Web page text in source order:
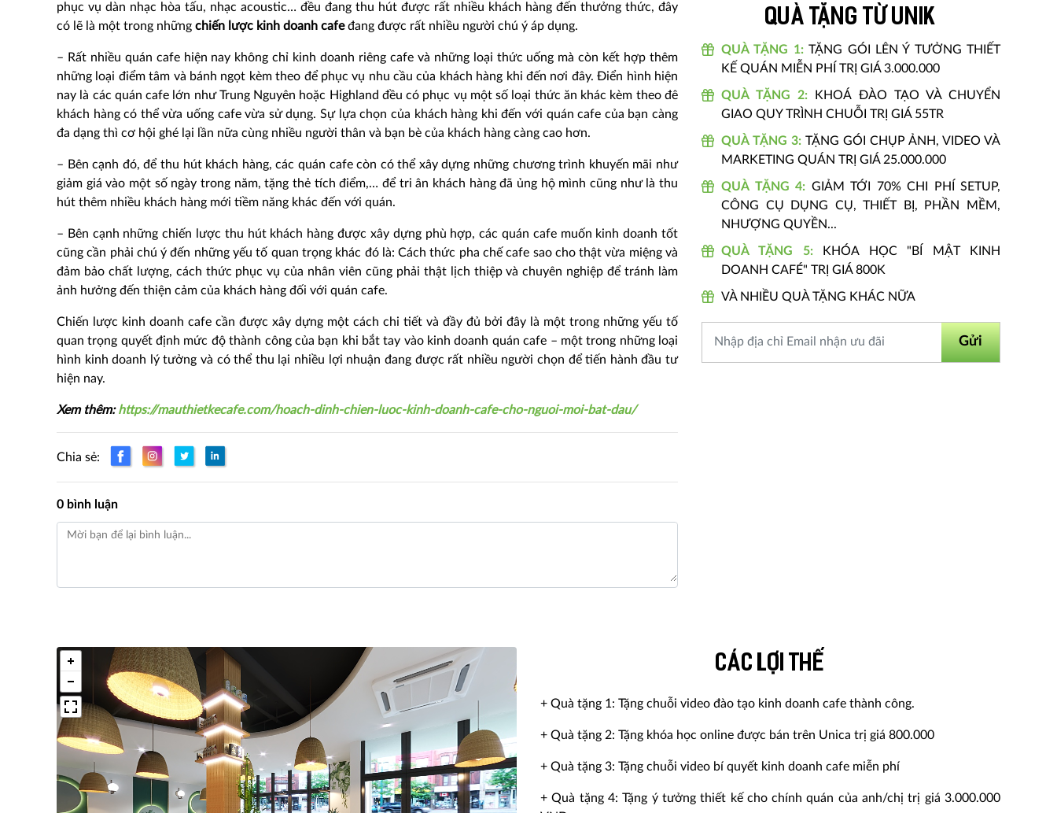
phục vụ dàn nhạc hòa tấu, nhạc acoustic… đều đang thu hút được rất nhiều khách hàng đến thưởng thức, đây
có lẽ là một trong những chiến lược kinh doanh cafeđang được rất nhiều người chú ý áp dụng.
– Rất nhiều quán cafe hiện nay không chỉ kinh doanh riêng cafe và những loại thức uống mà còn kết hợp thêm
những loại điểm tâm và bánh ngọt kèm theo để phục vụ nhu cầu của khách hàng khi đến nơi đây. Điển hình hiện
nay là các quán cafe lớn như Trung Nguyên hoặc Highland đều có phục vụ một số loại thức ăn khác kèm theo đê
khách hàng có thể vừa uống cafe vừa sử dụng. Sự lựa chọn của khách hàng khi đến với quán cafe của bạn càng
đa dạng thì cơ hội ghé lại lần nữa cùng nhiều người thân và bạn bè của khách hàng càng cao hơn.
– Bên cạnh đó, để thu hút khách hàng, các quán cafe còn có thể xây dựng những chương trình khuyến mãi như
giảm giá vào một số ngày trong năm, tặng thẻ tích điểm,… để tri ân khách hàng đã ủng hộ mình cũng như là thu
hút thêm nhiều khách hàng mới tiềm năng khác đến với quán.
– Bên cạnh những chiến lược thu hút khách hàng được xây dựng phù hợp, các quán cafe muốn kinh doanh tốt
cũng cần phải chú ý đến những yếu tố quan trọng khác đó là: Cách thức pha chế cafe sao cho thật vừa miệng và
đảm bảo chất lượng, cách thức phục vụ của nhân viên cũng phải thật lịch thiệp và chuyên nghiệp để tránh làm
ảnh hưởng đến thiện cảm của khách hàng đối với quán cafe.
Chiến lược kinh doanh cafe cần được xây dựng một cách chi tiết và đầy đủ bởi đây là một trong những yếu tố
quan trọng quyết định mức độ thành công của bạn khi bắt tay vào kinh doanh quán cafe – một trong những loại
hình kinh doanh lý tưởng và có thể thu lại nhiều lợi nhuận đang được rất nhiều người chọn để tiến hành đầu tư
hiện nay.
Xem thêm:https://mauthietkecafe.com/hoach-dinh-chien-luoc-kinh-doanh-cafe-cho-nguoi-moi-bat-dau/
Chia sẻ:
0 bình luận
Quà tặng từ unik
QUÀ TẶNG 1:TẶNG GÓI LÊN Ý TƯỞNG THIẾT
KẾ QUÁN MIỄN PHÍ TRỊ GIÁ 3.000.000
QUÀ TẶNG 2:
KHOÁ ĐÀO TẠO VÀ CHUYỂN
GIAO QUY TRÌNH CHUỖI TRỊ GIÁ 55TR
QUÀ TẶNG 3: TẶNG GÓI CHỤP ẢNH, VIDEO VÀ
MARKETING QUÁN TRỊ GIÁ 25.000.000
QUÀ TẶNG 4: GIẢM TỚI 70% CHI PHÍ SETUP,
CÔNG CỤ DỤNG CỤ, THIẾT BỊ, PHẦN MỀM,
NHƯỢNG QUYỀN...
QUÀ TẶNG 5:
KHÓA HỌC "BÍ MẬT KINH
DOANH CAFÉ" TRỊ GIÁ 800K
VÀ NHIỀU QUÀ TẶNG KHÁC NỮA
Gửi
Các lợi thế
+ Quà tặng 1: Tặng chuỗi video đào tạo kinh doanh cafe thành công.
+ Quà tặng 2: Tặng khóa học online được bán trên Unica trị giá 800.000
+ Quà tặng 3: Tặng chuỗi video bí quyết kinh doanh cafe miễn phí
+ Quà tặng 4: Tặng ý tưởng thiết kế cho chính quán của anh/chị trị giá 3.000.000